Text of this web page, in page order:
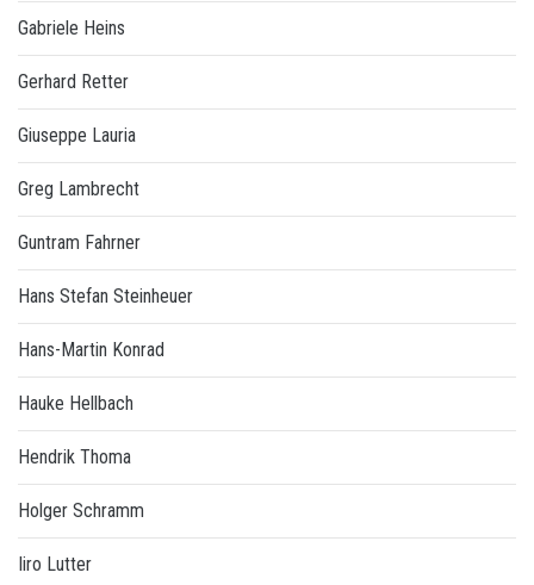
Gabriele Heins
Gerhard Retter
Giuseppe Lauria
Greg Lambrecht
Guntram Fahrner
Hans Stefan Steinheuer
Hans-Martin Konrad
Hauke Hellbach
Hendrik Thoma
Holger Schramm
Iiro Lutter